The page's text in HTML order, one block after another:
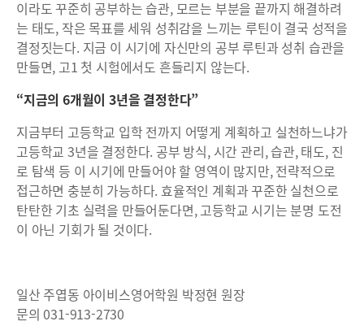
이라도 꾸준히 공부하는 습관, 모르는 부분을 끝까지 해결하려
는 태도, 작은 목표를 세워 성취감을 느끼는 루틴이 결국 성적을
결정짓는다. 지금 이 시기에 자신만의 공부 루틴과 성취 습관을
만들면, 고1 첫 시험에서도 흔들리지 않는다.
“지금의 6개월이 3년을 결정한다”
지금부터 고등학교 입학 전까지 어떻게 계획하고 실천하느냐가
고등학교 3년을 결정한다. 공부 방식, 시간 관리, 습관, 태도, 진
로 탐색 등 이 시기에 만들어야 할 영역이 많지만, 전략적으로
접근하면 충분히 가능하다. 효율적인 계획과 꾸준한 실천으로
탄탄한 기초 실력을 만들어둔다면, 고등학교 시기는 분명 도전
이 아닌 기회가 될 것이다.
일산 주엽동 아이비스영어학원 박정현 원장
문의 031-913-2730